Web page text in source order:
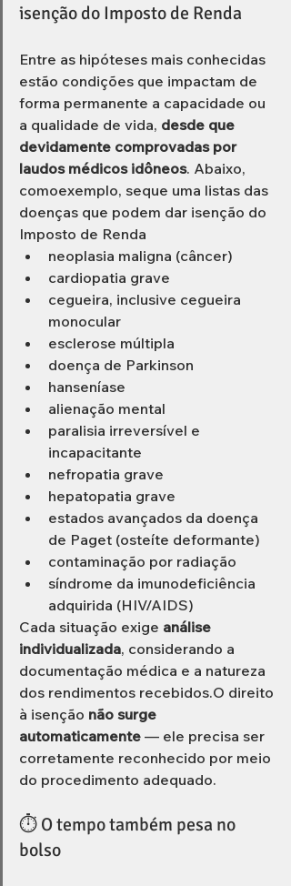
isenção do Imposto de Renda
Entre as hipóteses mais conhecidas
estão condições que impactam de
forma permanente a capacidade ou
a qualidade de vida, desde que
devidamente comprovadas por
laudos médicos idôneos. Abaixo,
comoexemplo, seque uma listas das
doenças que podem dar isenção do
Imposto de Renda
neoplasia maligna (câncer)
cardiopatia grave
cegueira, inclusive cegueira
monocular
esclerose múltipla
doença de Parkinson
hanseníase
alienação mental
paralisia irreversível e
incapacitante
nefropatia grave
hepatopatia grave
estados avançados da doença
de Paget (osteíte deformante)
contaminação por radiação
síndrome da imunodeficiência
adquirida (HIV/AIDS)
Cada situação exige análise
individualizada, considerando a
documentação médica e a natureza
dos rendimentos recebidos.O direito
à isenção não surge
automaticamente — ele precisa ser
corretamente reconhecido por meio
do procedimento adequado.
⏱️ O tempo também pesa no
bolso